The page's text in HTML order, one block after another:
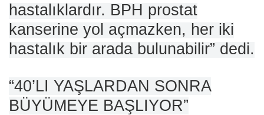
hastalıklardır. BPH prostat
kanserine yol açmazken, her iki
hastalık bir arada bulunabilir” dedi.
“40’LI YAŞLARDAN SONRA
BÜYÜMEYE BAŞLIYOR”